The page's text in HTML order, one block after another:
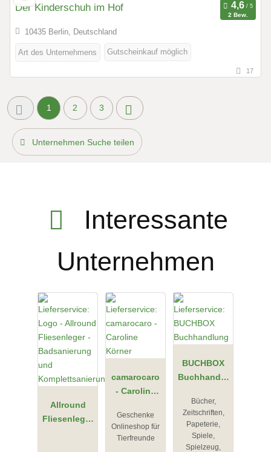
Der Kinderschuh im Hof
2 Bew.
10435 Berlin, Deutschland
Art des Unternehmens Gutscheinkauf möglich
17
1 2 3
Unternehmen Suche teilen
Interessante
Unternehmen
Allround
Fliesenleger
camarocaro
- Caroline
Geschenke
Onlineshop für
Tierfreunde
BUCHBOX
Buchhandlu
Bücher,
Zeitschriften,
Papeterie,
Spiele,
Spielzeug,